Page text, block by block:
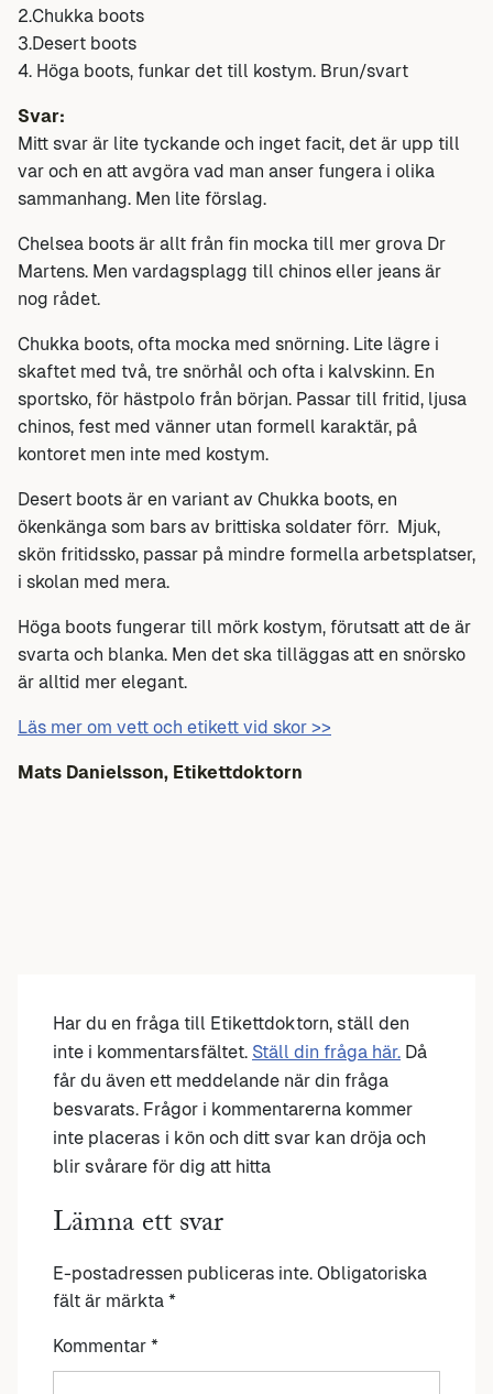
2.Chukka boots
3.Desert boots
4. Höga boots, funkar det till kostym. Brun/svart
Svar:
Mitt svar är lite tyckande och inget facit, det är upp till
var och en att avgöra vad man anser fungera i olika
sammanhang. Men lite förslag.
Chelsea boots är allt från fin mocka till mer grova Dr
Martens. Men vardagsplagg till chinos eller jeans är
nog rådet.
Chukka boots, ofta mocka med snörning. Lite lägre i
skaftet med två, tre snörhål och ofta i kalvskinn. En
sportsko, för hästpolo från början. Passar till fritid, ljusa
chinos, fest med vänner utan formell karaktär, på
kontoret men inte med kostym.
Desert boots är en variant av Chukka boots, en
ökenkänga som bars av brittiska soldater förr. Mjuk,
skön fritidssko, passar på mindre formella arbetsplatser,
i skolan med mera.
Höga boots fungerar till mörk kostym, förutsatt att de är
svarta och blanka. Men det ska tilläggas att en snörsko
är alltid mer elegant.
Läs mer om vett och etikett vid skor >>
Mats Danielsson, Etikettdoktorn
Har du en fråga till Etikettdoktorn, ställ den
inte i kommentarsfältet. Ställ din fråga här. Då
får du även ett meddelande när din fråga
besvarats. Frågor i kommentarerna kommer
inte placeras i kön och ditt svar kan dröja och
blir svårare för dig att hitta
Lämna ett svar
E-postadressen publiceras inte. Obligatoriska
fält är märkta *
Kommentar *